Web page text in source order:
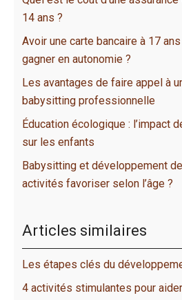
14 ans ?
Avoir une carte bancaire à 17
gagner en autonomie ?
Les avantages de faire appel à
babysitting professionnelle
Éducation écologique : l’impact
sur les enfants
Babysitting et développement
activités favoriser selon l’âge ?
Articles similaires
Les étapes clés du
4 activités stimulantes pour